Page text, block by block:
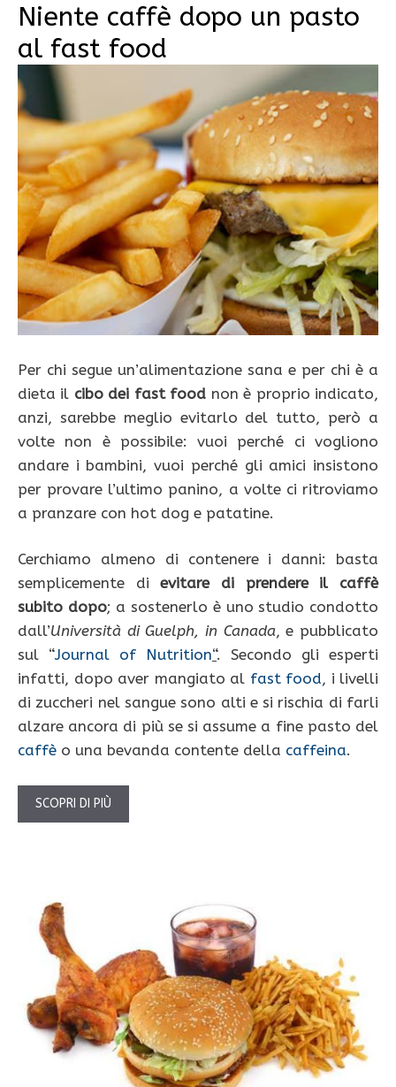
Niente caffè dopo un pasto
al fast food
Per chi segue un’alimentazione sana e per chi è a
dieta il cibo dei fast food non è proprio indicato,
anzi, sarebbe meglio evitarlo del tutto, però a
volte non è possibile: vuoi perché ci vogliono
andare i bambini, vuoi perché gli amici insistono
per provare l’ultimo panino, a volte ci ritroviamo
a pranzare con hot dog e patatine.
Cerchiamo almeno di contenere i danni: basta
semplicemente dievitare di prendere il caffè
subito dopo; a sostenerlo è uno studio condotto
dall’Università di Guelph, in Canada, e pubblicato
sul “Journal of Nutrition“. Secondo gli esperti
infatti, dopo aver mangiato al fast food, i livelli
di zuccheri nel sangue sono alti e si rischia di farli
alzare ancora di più se si assume a fine pasto del
caffè o una bevanda contente della caffeina.
SCOPRI DI PIÙ